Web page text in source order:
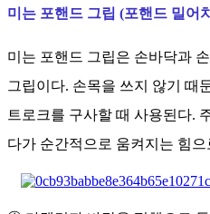
미는 포핸드 그립 (포핸드 밀어
미는 포핸드 그립은 손바닥과
그립이다. 손목을 쓰지 않기 때
트로크를 구사할 때 사용된다.
다가 순간적으로 움켜지는 힘